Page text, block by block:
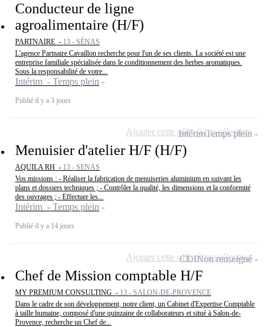
Conducteur de ligne
agroalimentaire (H/F)
PARTNAIRE - 13 - SÉNAS
L'agence Partnaire Cavaillon recherche pour l'un de ses clients. La société est une
entreprise familiale spécialisée dans le conditionnement des herbes aromatiques.
Sous la responsabilité de votre...
Intérim - Temps plein
Publié il y a 3 jours
Menuisier d'atelier H/F (H/F)
AQUILA RH - 13 - SENAS
Vos missions : - Réaliser la fabrication de menuiseries aluminium en suivant les
plans et dossiers techniques ; - Contrôler la qualité, les dimensions et la conformité
des ouvrages ; - Effectuer les...
Intérim - Temps plein
Publié il y a 14 jours
IntérimTemps plein
Ajouter cette offre à ma sélection
Chef de Mission comptable H/F
MY PREMIUM CONSULTING - 13 - SALON-DE-PROVENCE
Dans le cadre de son développement, notre client, un Cabinet d'Expertise Comptable
à taille humaine, composé d'une quinzaine de collaborateurs et situé à Salon-de-
Provence, recherche un Chef de...
CDINon renseigné
Ajouter cette offre à ma sélection